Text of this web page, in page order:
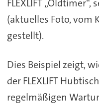
FLEXLIFT
(aktuelles Foto, vom
gestellt).
Dies Beispiel zeigt,
der FLEXLIFT
regelmäßigen